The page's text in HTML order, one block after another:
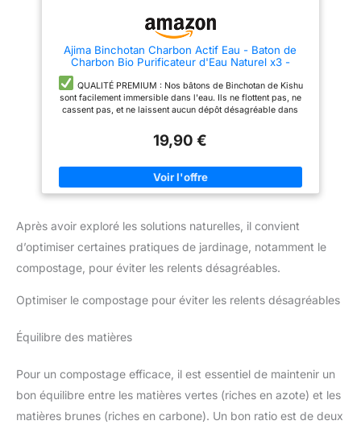
Ajima Binchotan Charbon Actif Eau - Baton de
Charbon Bio Purificateur d'Eau Naturel x3 -
Chaque Baton Filtre Environ 1.5 L - Charbon de
Chêne de Wakayama Vrai - Idéal pour Filtrer l'Eau
en Carafe
QUALITÉ PREMIUM : Nos bâtons de Binchotan de Kishu
sont facilement immersible dans l'eau. Ils ne flottent pas, ne
cassent pas, et ne laissent aucun dépôt désagréable dans
filtre l'eau en absorbant les particules de métaux lourds et les
produits chimiques et en relâchant à la place des oligo-
éléments bénéfiques pour la santé.
PRÉSERVATION DES
FORÊTS : Les forêts de chênes de Wakayama d'où proviennent
nos charbons actifs sont gérées de manière responsable pour
d'économiser l'argent des bouteilles d'eau, et surtout de
refuser l'accumulation du plastique à usage unique !
de nos charbons japonais. Si pour quelque raison que ce soit
réglions le problème.
19,90 €
Après avoir exploré les solutions naturelles, il convient
d’optimiser certaines pratiques de jardinage, notamment le
compostage, pour éviter les relents désagréables.
Optimiser le compostage pour éviter les relents désagréables
Équilibre des matières
Pour un compostage efficace, il est essentiel de maintenir un
bon équilibre entre les matières vertes (riches en azote) et les
matières brunes (riches en carbone). Un bon ratio est de deux